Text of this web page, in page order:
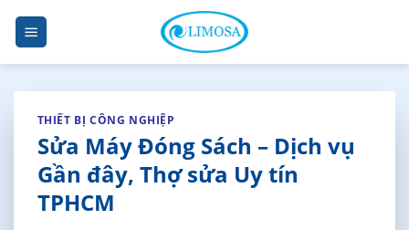
Skip
content
THIẾT BỊ CÔNG NGHIỆP
Sửa Máy Đóng Sách – Dịch vụ
Gần đây, Thợ sửa Uy tín
TPHCM